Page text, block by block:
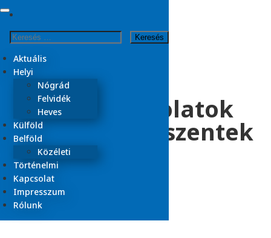
Skip
content
Keresés:
Aktuális
Helyi
Nógrád
Felvidék
Heves
Külföld
Belföld
Közéleti
Történelmi
Kapcsolat
Impresszum
Rólunk
Kezdőlap
2025
október
31
Pénteki gondolatok
(59.) – Mindenszentek
2025.10.31.
Aktuális
Olvasási idő: